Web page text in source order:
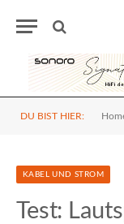
DU BIST HIER:
KABEL UND STROM
Test: